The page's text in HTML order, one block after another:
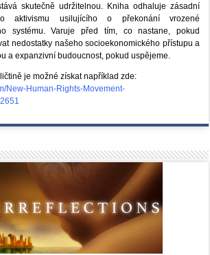
skutečně udržitelnou. Kniha odhaluje zásadní
aktivismu usilujícího o překonání vrozené
systému. Varuje před tím, co nastane, pokud
nedostatky našeho socioekonomického přístupu a
a expanzivní budoucnost, pokud uspějeme.
je možné získat například zde:
New-Human-Rights-Movement-